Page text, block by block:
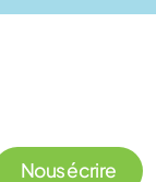
Nous écrire